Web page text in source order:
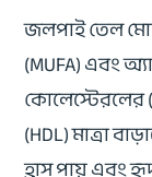
জলপাই তেল
(MUFA) এবং
কোলেস্টেরলের
(HDL) মাত্রা
হ্রাস পায় এবং